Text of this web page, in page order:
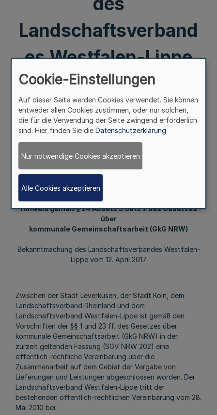
Landschaftsverband
es Westfalen-Lippe
vom 12. April 2017
Mehr
Öffentlich-rechtliche Vereinbarung über die
auf dem Gebiet der Vergabe von Lieferungen und
Leistungen zwischen
der Stadt Leverkusen, der Stadt Köln, dem
Landschaftsverband Rheinland
und dem Landschaftsverband Westfalen-Lippe
Hinweis gemäß § 24 Absatz 3 Satz 2 des Gesetzes
über
kommunale Gemeinschaftsarbeit (GkG NRW)
Bekanntmachung des Landschaftsverbandes Westfalen-
Lippe vom 12. April 2017
Zwischen der Stadt Leverkusen, der Stadt Köln, dem
Landschaftsverband Rheinland und dem
Landschaftsverband Westfalen-Lippe ist gemäß den
Vorschriften der §§ 1 und 23 ff. des Gesetzes über
kommunale Gemeinschaftsarbeit (GkG NRW) in der
zurzeit geltenden Fassung (SGV NRW 202) eine
öffentlich-rechtliche Vereinbarung über die
Zusammenarbeit auf dem Gebiet der Vergabe von
Lieferungen und Leistungen abgeschlossen worden. Der
Landschaftsverband Westfalen-Lippe tritt der
bestehenden öffentlich-rechtlichen Vereinbarung vom 28.
Mai 2010 bei.
Cookie-Einstellungen
Auf dieser Seite werden Cookies verwendet. Sie können
entweder allen Cookies zustimmen, oder nur solchen,
die für die Verwendung der Seite zwingend erforderlich
sind. Hier finden Sie die Datenschutzerklärung
Nur notwendige Cookies akzeptieren
Alle Cookies akzeptieren